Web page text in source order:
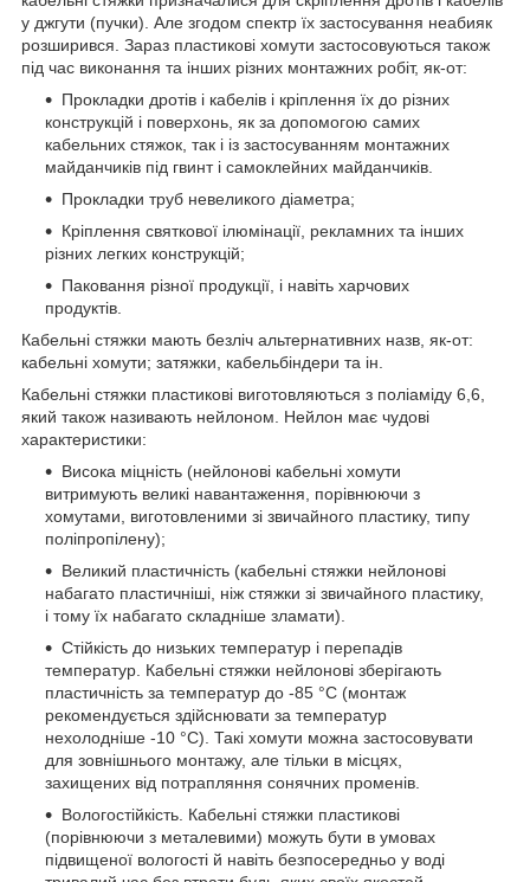
у джгути (пучки). Але згодом спектр їх застосування неабияк
розширився. Зараз пластикові хомути застосовуються також
під час виконання та інших різних монтажних робіт, як-от:
Прокладки дротів і кабелів і кріплення їх до різних
конструкцій і поверхонь, як за допомогою самих
кабельних стяжок, так і із застосуванням монтажних
майданчиків під гвинт і самоклейних майданчиків.
Прокладки труб невеликого діаметра;
Кріплення святкової ілюмінації, рекламних та інших
різних легких конструкцій;
Паковання різної продукції, і навіть харчових
продуктів.
Кабельні стяжки мають безліч альтернативних назв, як-от:
кабельні хомути; затяжки, кабельбіндери та ін.
Кабельні стяжки пластикові виготовляються з поліаміду 6,6,
який також називають нейлоном. Нейлон має чудові
характеристики:
Висока міцність (нейлонові кабельні хомути
витримують великі навантаження, порівнюючи з
хомутами, виготовленими зі звичайного пластику, типу
поліпропілену);
Великий пластичність (кабельні стяжки нейлонові
набагато пластичніші, ніж стяжки зі звичайного пластику,
і тому їх набагато складніше зламати).
Стійкість до низьких температур і перепадів
температур. Кабельні стяжки нейлонові зберігають
пластичність за температур до -85 °C (монтаж
рекомендується здійснювати за температур
нехолодніше -10 °C). Такі хомути можна застосовувати
для зовнішнього монтажу, але тільки в місцях,
захищених від потрапляння сонячних променів.
Вологостійкість. Кабельні стяжки пластикові
(порівнюючи з металевими) можуть бути в умовах
підвищеної вологості й навіть безпосередньо у воді